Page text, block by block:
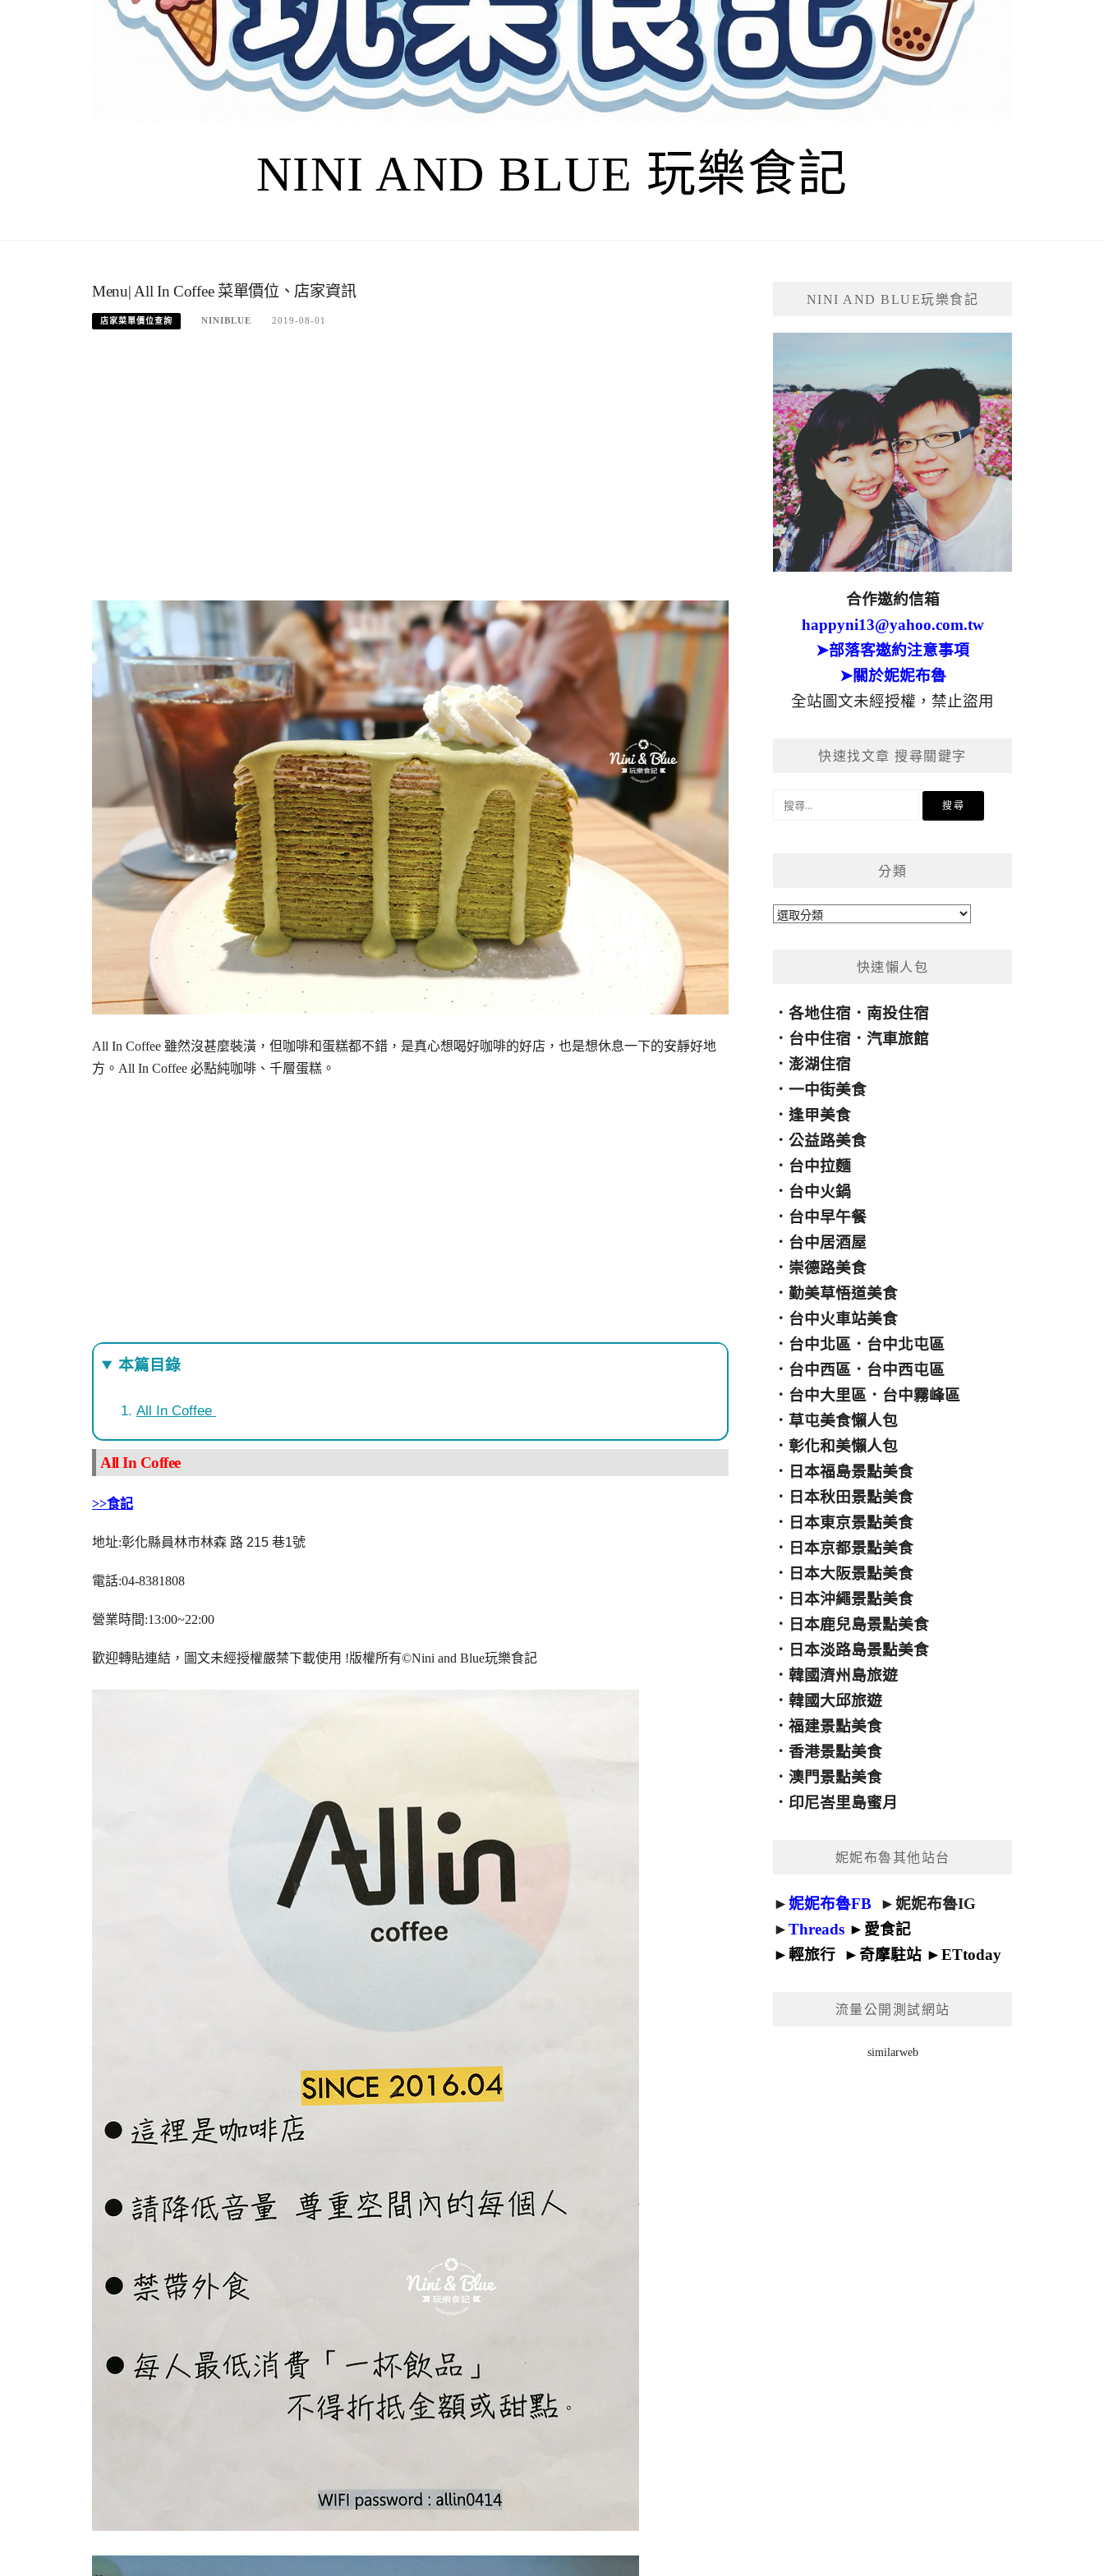
NINI AND BLUE 玩樂食記
Menu| All In Coffee 菜單價位、店家資訊
店家菜單價位查詢 NINIBLUE 2019-08-01
All In Coffee 雖然沒甚麼裝潢，但咖啡和蛋糕都不錯，是真心想喝好咖啡的好店，也是想休息一下的安靜好地
方。All In Coffee 必點純咖啡、千層蛋糕。
本篇目錄
All In Coffee
All In Coffee
>>食記
地址:彰化縣員林市林森 路 215 巷1號
電話:04-8381808
營業時間:13:00~22:00
歡迎轉貼連結，圖文未經授權嚴禁下載使用 !版權所有©Nini and Blue玩樂食記
NINI AND BLUE玩樂食記
合作邀約信箱
happyni13@yahoo.com.tw
➤部落客邀約注意事項
➤關於妮妮布魯
全站圖文未經授權，禁止盜用
快速找文章 搜尋關鍵字
分類
分
快速懶人包
．各地住宿 ． 南投住宿
． 台中住宿 ．汽車旅館
．澎湖住宿
．一中街美食
．逢甲美食
．公益路美食
． 台中拉麵
． 台中火鍋
． 台中早午餐
． 台中居酒屋
． 崇德路美食
．勤美草悟道美食
． 台中火車站美食
． 台中北區 ． 台中北屯區
． 台中西區 ． 台中西屯區
． 台中大里區 ． 台中霧峰區
． 草屯美食懶人包
．彰化和美懶人包
． 日本福島景點美食
． 日本秋田景點美食
． 日本東京景點美食
． 日本京都景點美食
． 日本大阪景點美食
． 日本沖繩景點美食
． 日本鹿兒島景點美食
． 日本淡路島景點美食
．韓國濟州島旅遊
．韓國大邱旅遊
．福建景點美食
．香港景點美食
．澳門景點美食
． 印尼峇里島蜜月
妮妮布魯其他站台
►妮妮布魯FB ►妮妮布魯IG
►Threads ► 愛食記
►輕旅行 ► 奇摩駐站 ►ETtoday
流量公開測試網站
similarweb